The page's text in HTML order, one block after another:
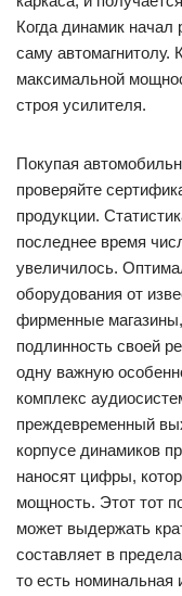
Когда динамик начал
саму автомагнитолу.
максимальной
строя усилителя.
Покупая
проверяйте
продукции.
последнее время
увеличилось.
оборудования от
фирменные магазины,
подлинность своей
одну важную
комплекс
преждевременный
корпусе динамиков
наносят цифры,
мощность. Этот тот
может выдержать
составляет в
то есть